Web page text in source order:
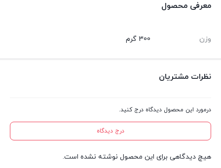
معرفی محصول
وزن 300 گرم
نظرات مشتریان
درمورد این محصول دیدگاه درج کنید.
درج دیدگاه
هیچ دیدگاهی برای این محصول نوشته نشده است.